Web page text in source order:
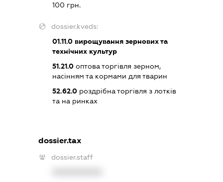
100 грн.
dossier.kveds:
01.11.0вирощування зернових та
технічних культур
51.21.0оптова торгівля зерном,
насінням та кормами для тварин
52.62.0роздрібна торгівля з лотків
та на ринках
dossier.tax
dossier.staff